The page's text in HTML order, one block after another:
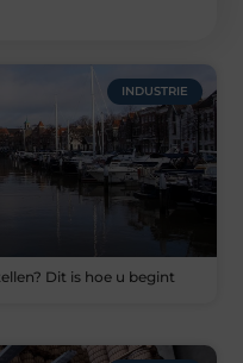
INDUSTRIE
Dit is hoe u begint